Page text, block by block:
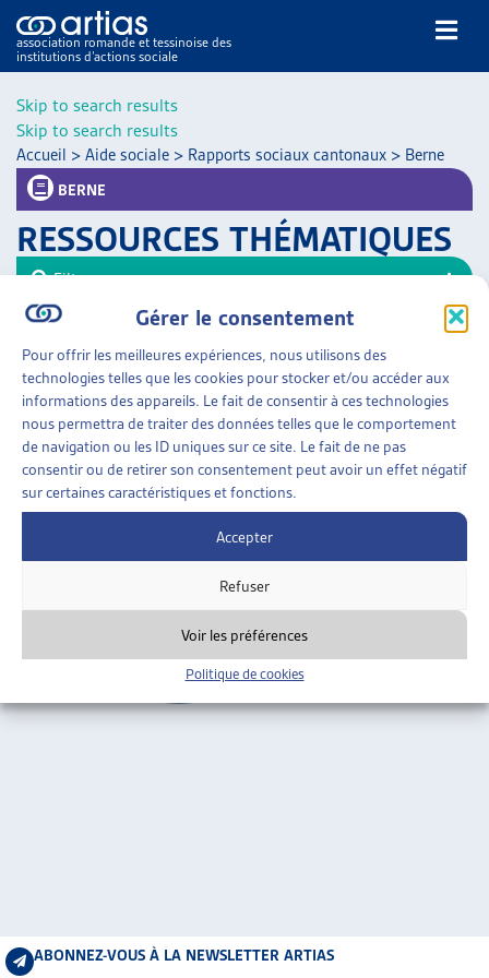
Skip to search results
Gérer le consentement
Pour offrir les meilleures expériences, nous utilisons des
technologies telles que les cookies pour stocker et/ou accéder aux
informations des appareils. Le fait de consentir à ces technologies
nous permettra de traiter des données telles que le comportement
de navigation ou les ID uniques sur ce site. Le fait de ne pas
consentir ou de retirer son consentement peut avoir un effet négatif
sur certaines caractéristiques et fonctions.
Accepter
Refuser
Voir les préférences
Politique de cookies
Skip to search results
association romande et tessinoise des
institutions d’actions sociale
NOS PUBLICATIONS
DOSSIERS DU MOIS
VEILLE
RESSOURCES
THÉMATIQUES
GUIDE SOCIAL ROMAND
AUTRES
ARTIAS
PROJETS ET ACTIVITÉS
Accueil > Aide sociale > Rapports sociaux cantonaux > Berne
BERNE
RESSOURCES THÉMATIQUES
AIDE SOCIALE»RAPPORTS SOCIAUX CANTONAUX
»BERNE
RAPPORTS SOCIAUX
Canton de Berne, dès 2008
Berne
Filtrer
Trier
ABONNEZ-VOUS À LA NEWSLETTER ARTIAS